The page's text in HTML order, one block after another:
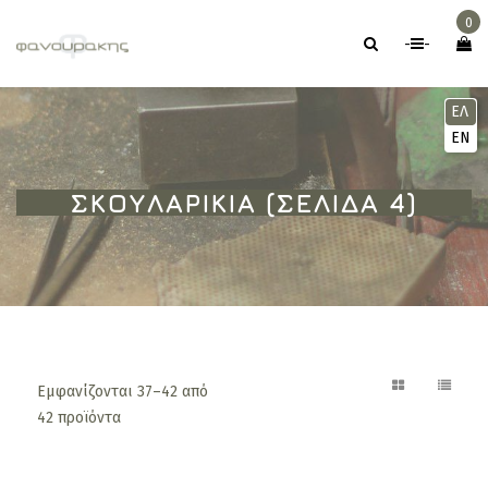
- -
0
ΣΚΟΥΛΑΡΊΚΙΑ (ΣΕΛΊΔΑ 4)
Εμφανίζονται 37–42 από
42 προϊόντα
ΕΛ
EN